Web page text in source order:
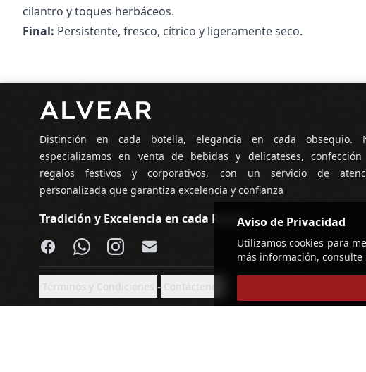
cilantro y toques herbáceos.
Final: Persistente, fresco, cítrico y ligeramente seco.
Aviso de Privacidad
Utilizamos cookies para
más información, consulte
Distinción en cada botella, elegancia en cada obsequio.
especializamos en venta de bebidas y delicateses,
regalos festivos y corporativos, con un servicio de
personalizada que garantiza excelencia y confianza
Tradición y Excelencia en cada Regalo
Facebook
WhatsApp
Instagram
Email
Términos y Condiciones - Contáctenos